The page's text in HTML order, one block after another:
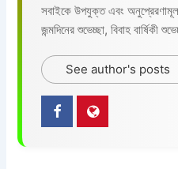
সবাইকে উপযুক্ত এবং
জন্মদিনের শুভেচ্ছা, বিবাহ বার্ষিকী
See author's posts